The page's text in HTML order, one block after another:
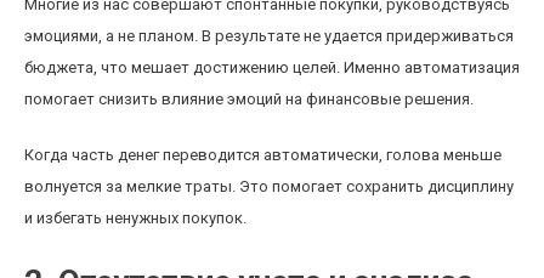
Многие из нас совершают спонтанные покупки, руководствуясь
эмоциями, а не планом. В результате не удается придерживаться
бюджета, что мешает достижению целей. Именно автоматизация
помогает снизить влияние эмоций на финансовые решения.
Когда часть денег переводится автоматически, голова меньше
волнуется за мелкие траты. Это помогает сохранить дисциплину
и избегать ненужных покупок.